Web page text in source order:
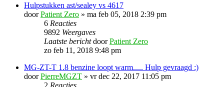
Hulpstukken ast/sealey vs 4617
doorPatient Zero » ma feb 05, 2018 2:39 pm
6 Reacties
9892 Weergaves
Laatste berichtdoorPatient Zero
zo feb 11, 2018 9:48 pm
MG-ZT-T 1.8 benzine loopt warm..... Hulp gevraagd :)
doorPierreMGZT » vr dec 22, 2017 11:05 pm
2 Reacties